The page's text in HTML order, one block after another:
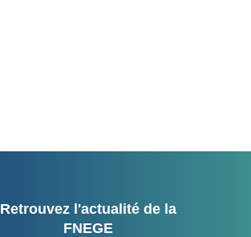
Retrouvez l'actualité de la
FNEGE